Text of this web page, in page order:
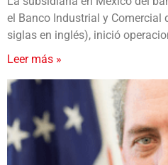
el Banco Industrial y Comercial
siglas en inglés), inició
Leer más »